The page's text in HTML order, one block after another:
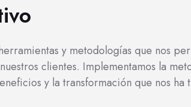
y metodologías que nos
clientes. Implementamos la
y la transformación que nos ha